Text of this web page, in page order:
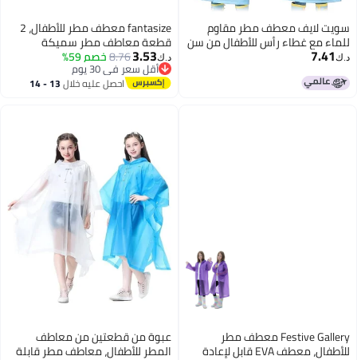
سويت لايف معطف مطر مقاوم
للماء مع غطاء رأس للأطفال من سن
2 إلى 8 سنوات (أولاد وبنات)
د.ك‏7.41
fantasize معطف مطر للأطفال، 2
قطعة معاطف مطر سميكة
مقاومة للماء للأطفال، معاطف
مطر طارئة قابلة لإعادة الاستخدام
للأولاد والبنات، سترة مطر للأطفال
د.ك‏3.53
8.76خصم 59%
أقل سعر في 30 يوم
أقل سعر في 30 يوماحصل عليه خلال 13 - 14
Festive Gallery معطف مطر
للأطفال، معطف EVA قابل لإعادة
عبوة من قطعتين من معاطف
المطر للأطفال، معاطف مطر قابلة